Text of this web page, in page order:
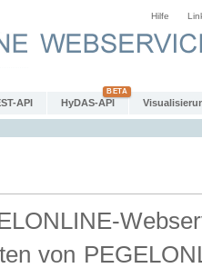
Hilfe
API HyDAS-API
von